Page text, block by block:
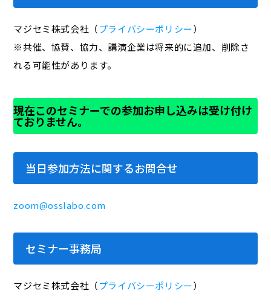
マジセミ株式会社（プライバシーポリシー）
※共催、協賛、協力、講演企業は将来的に追加、削除さ
れる可能性があります。
現在このセミナーでの参加お申し込みは受け付け
ておりません。
当日参加方法に関するお問合せ
zoom@osslabo.com
セミナー事務局
マジセミ株式会社（プライバシーポリシー）